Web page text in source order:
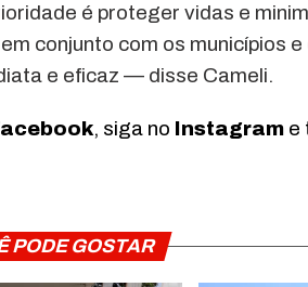
é proteger vidas e
conjunto com os municípios
e eficaz — disse Cameli.
, siga no Instagram e
PODE GOSTAR